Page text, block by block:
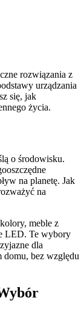
rozwiązania z
urządzania
się, jak
życia.
o środowisku.
na planetę. Jak
na
meble z
LED. Te wybory
dla
bez względu